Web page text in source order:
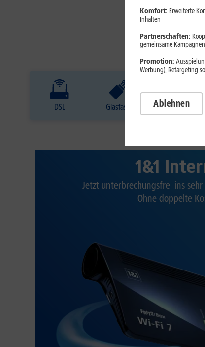
DSL Glasfaser Internet
1&1
Jetzt unterbrechungsfrei ins
Ohne doppelte
Komfort: Erweiterte
Inhalten
Partnerschaften:
gemeinsame
Promotion:
Werbung), Retargeting
Ablehnen